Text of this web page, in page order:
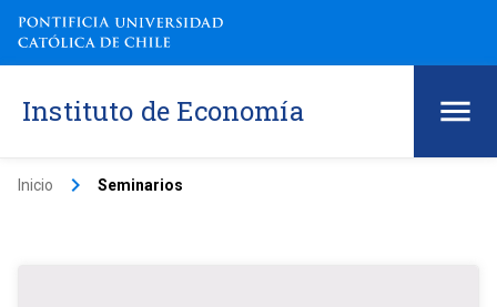
Instituto de Economía
Inicio keyboard_arrow_right Seminarios